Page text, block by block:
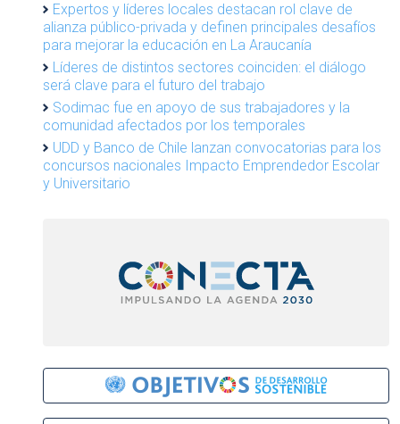
Expertos y líderes locales destacan rol clave de
alianza público-privada y definen principales desafíos
para mejorar la educación en La Araucanía
Líderes de distintos sectores coinciden: el diálogo
será clave para el futuro del trabajo
Sodimac fue en apoyo de sus trabajadores y la
comunidad afectados por los temporales
UDD y Banco de Chile lanzan convocatorias para los
concursos nacionales Impacto Emprendedor Escolar
y Universitario